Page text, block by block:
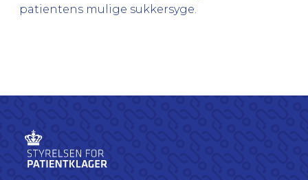
patientens mulige sukkersyge.